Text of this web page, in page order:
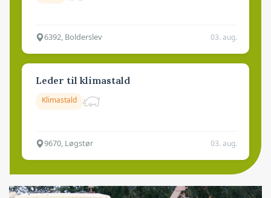
6392, Bolderslev 03. aug.
Leder til klimastald
Klimastald
9670, Løgstør 03. aug.